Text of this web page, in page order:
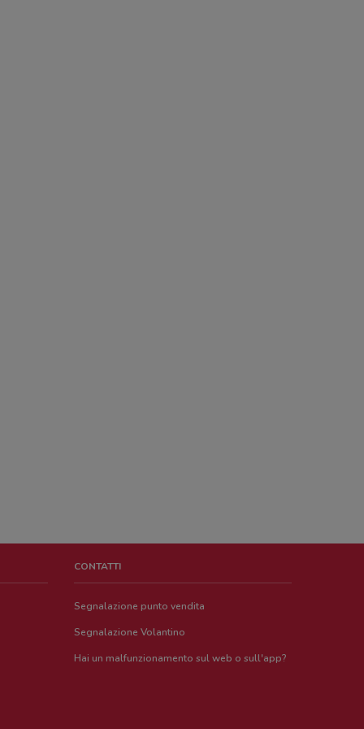
CONTATTI
Segnalazione punto vendita
Segnalazione Volantino
Hai un malfunzionamento sul web o sull'app?